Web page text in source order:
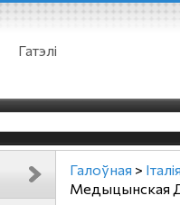
Гатэлі
Галоўная >
Медыцынская